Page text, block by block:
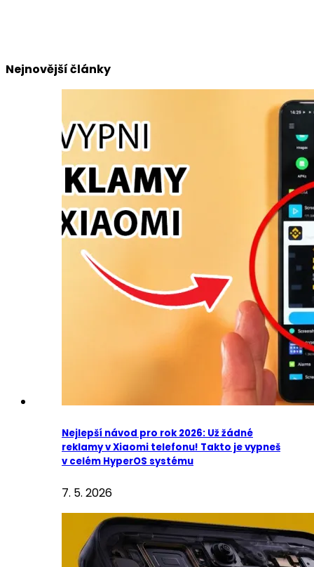
Nejnovější články
Nejlepší návod pro rok 2026: Už žádné
reklamy v Xiaomi telefonu! Takto je vypneš
v celém HyperOS systému
7. 5. 2026